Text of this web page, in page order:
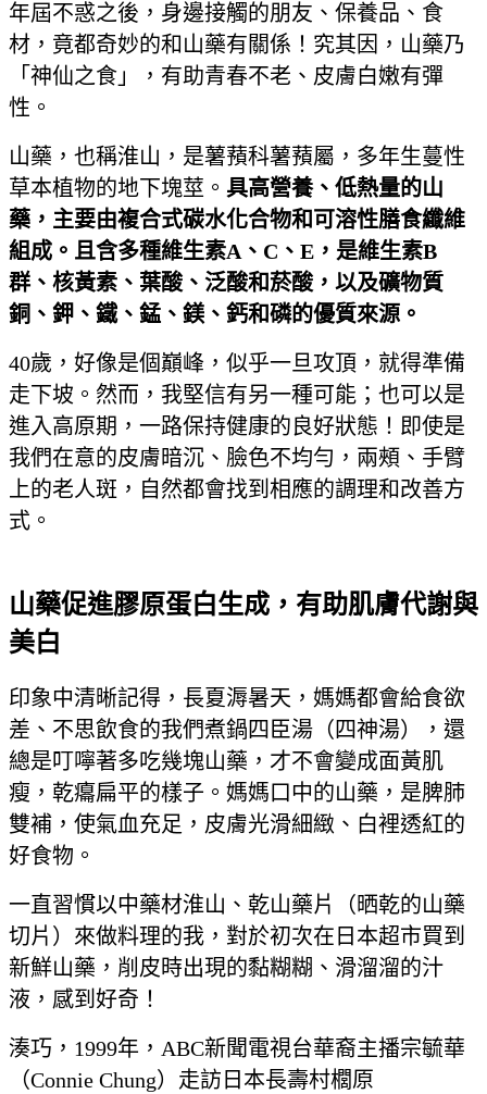
年屆不惑之後，身邊接觸的朋友、保養品、食
材，竟都奇妙的和山藥有關係！究其因，山藥乃
「神仙之食」，有助青春不老、皮膚白嫩有彈
性。
山藥，也稱淮山，是薯蕷科薯蕷屬，多年生蔓性
草本植物的地下塊莖。 具高營養、低熱量的山
藥，主要由複合式碳水化合物和可溶性膳食纖維
組成。且含多種維生素A、 C 、 E ，是維生素B
群、核黃素、葉酸、泛酸和菸酸，以及礦物質
銅、鉀、鐵、錳、鎂、鈣和磷的優質來源。
40歲，好像是個巔峰，似乎一旦攻頂，就得準備
走下坡。然而，我堅信有另一種可能；也可以是
進入高原期，一路保持健康的良好狀態！即使是
我們在意的皮膚暗沉、臉色不均勻，兩頰、手臂
上的老人斑，自然都會找到相應的調理和改善方
式。
山藥促進膠原蛋白生成，有助肌膚代謝與
美白
印象中清晰記得，長夏溽暑天，媽媽都會給食欲
差、不思飲食的我們煮鍋四臣湯（四神湯），還
總是叮嚀著多吃幾塊山藥，才不會變成面黃肌
瘦，乾癟扁平的樣子。媽媽口中的山藥，是脾肺
雙補，使氣血充足，皮膚光滑細緻、白裡透紅的
好食物。
一直習慣以中藥材淮山、乾山藥片（晒乾的山藥
切片）來做料理的我，對於初次在日本超市買到
新鮮山藥，削皮時出現的黏糊糊、滑溜溜的汁
液，感到好奇！
湊巧，1999年，ABC新聞電視台華裔主播宗毓華
（Connie Chung）走訪日本長壽村櫚原